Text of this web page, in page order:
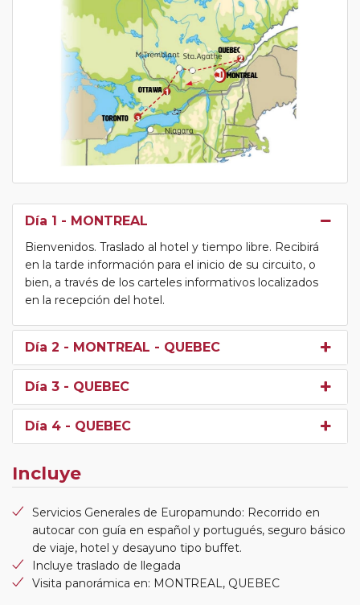
Día 1 - MONTREAL
Bienvenidos. Traslado al hotel y tiempo libre. Recibirá
en la tarde información para el inicio de su circuito, o
bien, a través de los carteles informativos localizados
en la recepción del hotel.
Día 2 - MONTREAL - QUEBEC
Día 3 - QUEBEC
Día 4 - QUEBEC
Incluye
Servicios Generales de Europamundo: Recorrido en
autocar con guía en español y portugués, seguro básico
de viaje, hotel y desayuno tipo buffet.
Incluye traslado de llegada
Visita panorámica en: MONTREAL, QUEBEC